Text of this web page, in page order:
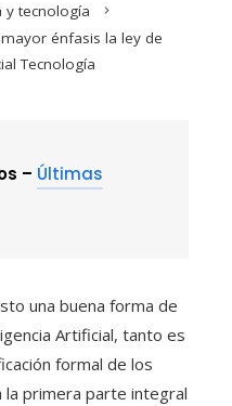
y tecnología
énfasis la ley de
Tecnología
– Últimas
una buena forma de
Artificial, tanto es
formal de los
primera parte integral